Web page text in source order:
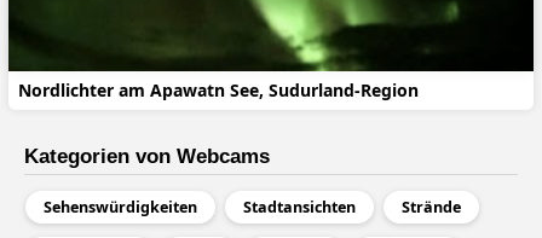
Nordlichter am Apawatn See, Sudurland-Region
Kategorien von Webcams
Sehenswürdigkeiten Stadtansichten Strände